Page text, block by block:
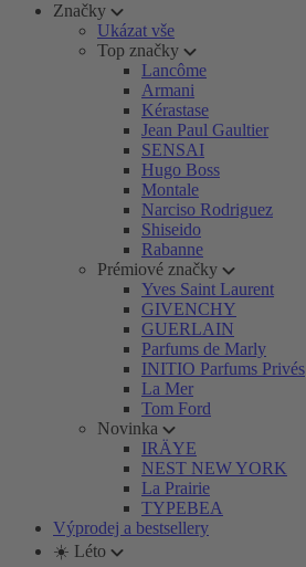
Značky
Ukázat vše
Top značky
Lancôme
Armani
Kérastase
Jean Paul Gaultier
SENSAI
Hugo Boss
Montale
Narciso Rodriguez
Shiseido
Rabanne
Prémiové značky
Yves Saint Laurent
GIVENCHY
GUERLAIN
Parfums de Marly
INITIO Parfums Privés
La Mer
Tom Ford
Novinka
IRÄYE
NEST NEW YORK
La Prairie
TYPEBEA
Výprodej a bestsellery
☀️ Léto